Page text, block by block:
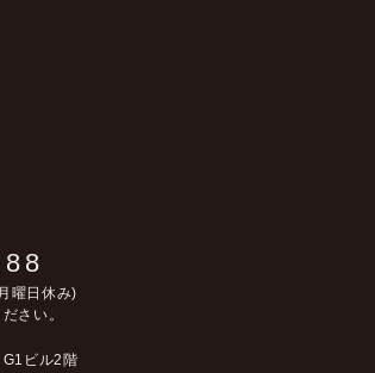
曜日休み)
さい。
ビル2階